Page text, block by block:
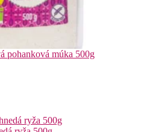
pohanková múka 500g